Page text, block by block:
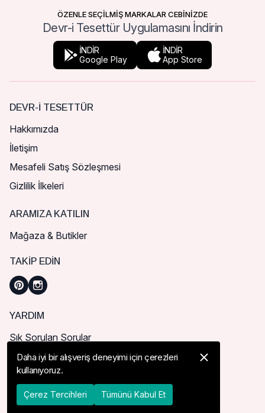
ÖZENLE SEÇİLMİŞ MARKALAR CEBİNİZDE
Devr-i Tesettür Uygulamasını İndirin
İNDİR
Google Play
İNDİR
App Store
DEVR-I TESETTÜR
Hakkımızda
İletişim
Mesafeli Satış Sözleşmesi
Gizlilik İlkeleri
ARAMIZA KATILIN
Mağaza & Butikler
TAKIP EDIN
YARDIM
Sık Sorulan Sorular
Nasıl Sipariş Verebilirim?
Kargo ve Teslimat
İade, İptal ve Değişim
Daha iyi bir alışveriş deneyimi için çerezleri
kullanıyoruz.
Çerez Tercihleri Tümünü Kabul Et